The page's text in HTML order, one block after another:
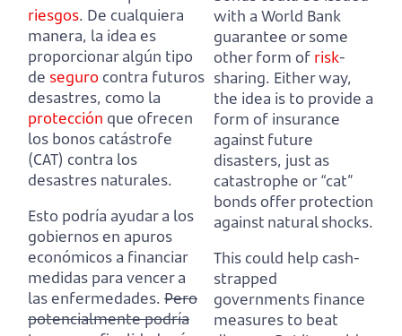
riesgos. De cualquiera
manera, la idea es
proporcionar algún tipo
de segurocontra futuros
desastres, como la
protección que ofrecen
los bonos catástrofe
(CAT) contra los
desastres naturales.
Esto podría ayudar a los
gobiernos en apuros
económicos a financiar
medidas para vencer a
las enfermedades. Pero
potencialmente podría
with a World Bank
guarantee or some
other form of risk-
sharing. Either way,
the idea is to provide a
form of insurance
against future
disasters, just as
catastrophe or “cat”
bonds offer protection
against natural shocks.
This could help cash-
strapped
governments finance
measures to beat